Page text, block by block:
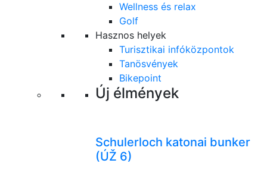
Wellness és relax
Golf
Hasznos helyek
Turisztikai infóközpontok
Tanösvények
Bikepoint
Új élmények
Schulerloch katonai bunker
(ÚŽ 6)